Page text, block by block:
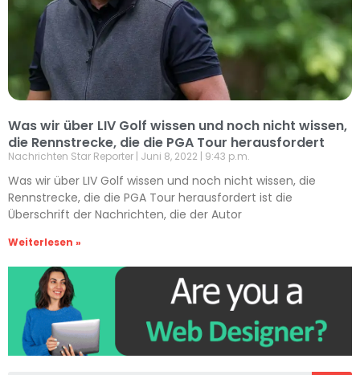
Was wir über LIV Golf wissen und noch nicht wissen,
die Rennstrecke, die die PGA Tour herausfordert
Nachrichten Star Reporter Juni 8, 2022 9:43 p.m.
Was wir über LIV Golf wissen und noch nicht wissen, die
Rennstrecke, die die PGA Tour herausfordert ist die
Überschrift der Nachrichten, die der Autor
Weiterlesen »